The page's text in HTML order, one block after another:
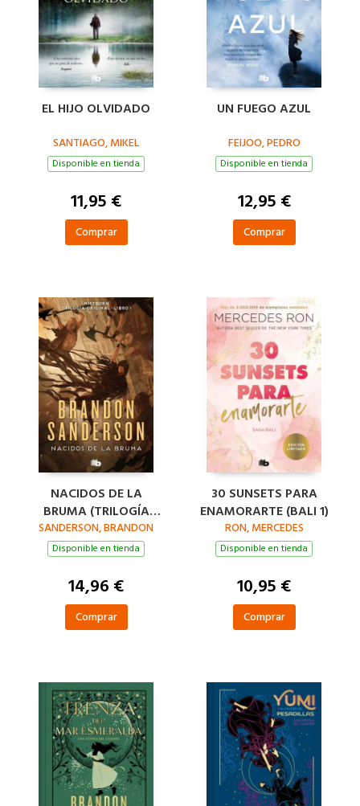
EL HIJO OLVIDADO
SANTIAGO, MIKEL
Disponible en tienda
11,95 €
Comprar
UN FUEGO AZUL
FEIJOO, PEDRO
Disponible en tienda
12,95 €
Comprar
NACIDOS DE LA
BRUMA (TRILOGÍA
ORIGINAL MISTBORN 1)
SANDERSON, BRANDON
Disponible en tienda
14,96 €
Comprar
30 SUNSETS PARA
ENAMORARTE (BALI 1)
RON, MERCEDES
Disponible en tienda
10,95 €
Comprar